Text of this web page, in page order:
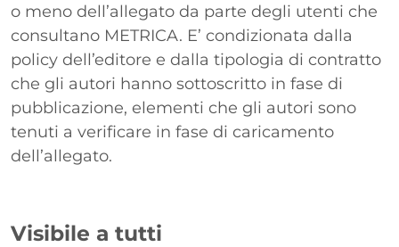
o meno dell’allegato da parte degli utenti che
consultano METRICA. E’ condizionata dalla
policy dell’editore e dalla tipologia di contratto
che gli autori hanno sottoscritto in fase di
pubblicazione, elementi che gli autori sono
tenuti a verificare in fase di caricamento
dell’allegato.
Visibile a tutti